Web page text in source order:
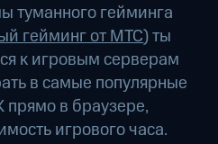
туманного гейминга
гейминг от МТС) ты
к игровым серверам
в самые популярные
в браузере,
игрового часа.